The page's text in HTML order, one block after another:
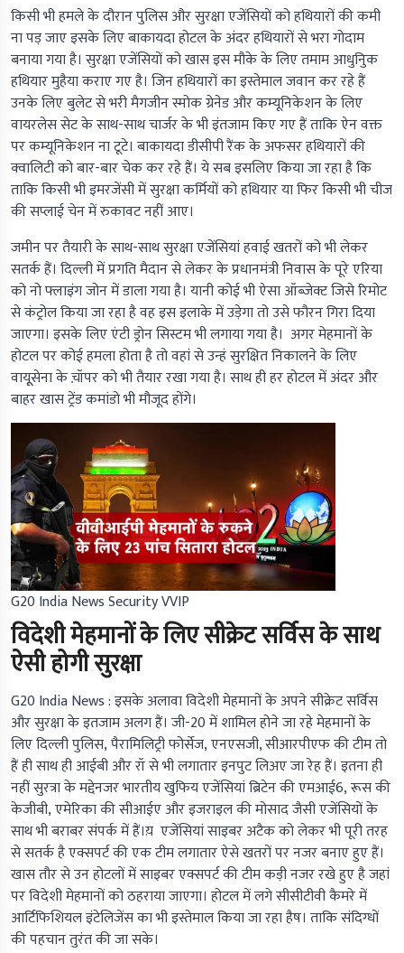
किसी भी हमले के दौरान पुलिस और सुरक्षा एजेंसियों को हथियारों की कमी
ना पड़ जाए इसके लिए बाकायदा होटल के अंदर हथियारों से भरा गोदाम
बनाया गया है। सुरक्षा एजेंसियों को खास इस मौके के लिए तमाम आधुनिुक
हथियार मुहैया कराए गए है। जिन हथियारों का इस्तेमाल जवान कर रहे हैं
उनके लिए बुलेट से भरी मैगजीन स्मोक ग्रेनेड और कम्यूनिकेशन के लिए
वायरलेस सेट के साथ-साथ चार्जर के भी इंतजाम किए गए हैं ताकि ऐन वक्त
पर कम्यूनिकेशन ना टूटे। बाकायदा डीसीपी रैंक के अफसर हथियारों की
क्वालिटी को बार-बार चेक कर रहे हैं। ये सब इसलिए किया जा रहा है कि
ताकि किसी भी इमरजेंसी में सुरक्षा कर्मियों को हथियार या फिर किसी भी चीज
की सप्लाई चेन में रुकावट नहीं आए।
जमीन पर तैयारी के साथ-साथ सुरक्षा एजेंसियां हवाई खतरों को भी लेकर
सतर्क हैं। दिल्ली में प्रगति मैदान से लेकर के प्रधानमंत्री निवास के पूरे एरिया
को नो फ्लाइंग जोन में डाला गया है। यानी कोई भी ऐसा ऑब्जेक्ट जिसे रिमोट
से कंट्रोल किया जा रहा है वह इस इलाके में उड़ेगा तो उसे फौरन गिरा दिया
जाएगा। इसके लिए एंटी ड्रोन सिस्टम भी लगाया गया है। अगर मेहमानों के
होटल पर कोई हमला होता है तो वहां से उन्हं सुरक्षित निकालने के लिए
वायूूसेना के च़ॉपर को भी तैयार रखा गया है। साथ ही हर होटल में अंदर और
बाहर खास ट्रेंड कमांडो भी मौजूद होंगे।
G20 India News Security VVIP
विदेशी मेहमानों के लिए सीक्रेट सर्विस के साथ
ऐसी होगी सुरक्षा
G20 India News :इसके अलावा विदेशी मेहमानों के अपने सीक्रेट सर्विस
और सुरक्षा के इतजाम अलग हैं। जी-20 में शामिल होने जा रहे मेहमानों के
लिए दिल्ली पुलिस, पैरामिलिट्री फोर्सेज, एनएसजी, सीआरपीएफ की टीम तो
हैं ही साथ ही आईबी और रॉ से भी लगातार इनपुट लिअए जा रेह हैं। इतना ही
नहीं सुरत्रा के मद्देनजर भारतीय खुफिय एजेंसियां ब्रिटेन की एमआई6, रूस की
केजीबी, एमेरिका की सीआईए और इजराइल की मोसाद जैसी एजेंसियों के
साथ भी बराबर संपर्क में हैं।य़ एजेंसियां साइबर अटैक को लेकर भी पूरी तरह
से सतर्क है एक्सपर्ट की एक टीम लगातार ऐसे खतरों पर नजर बनाए हुए हैं।
खास तौर से उन होटलों में साइबर एक्सपर्ट की टीम कड़ी नजर रखे हुए है जहां
पर विदेशी मेहमानों को ठहराया जाएगा। होटल में लगे सीसीटीवी कैमरे में
आर्टिफिशियल इंटेलिजेंस का भी इस्तेमाल किया जा रहा हैष। ताकि संदिग्धों
की पहचान तुरंत की जा सके।